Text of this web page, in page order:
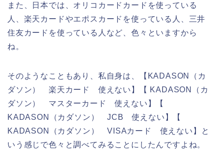
また、日本では、オリコカードカードを使っている
人、楽天カードやエポスカードを使っている人、三井
住友カードを使っている人など、色々といますから
ね。
そのようなこともあり、私自身は、【KADASON（カ
ダソン） 楽天カード 使えない】【 KADASON（カ
ダソン） マスターカード 使えない】【
KADASON（カダソン） JCB 使えない】【
KADASON（カダソン） VISAカード 使えない】と
いう感じで色々と調べてみることにしたんですよね。